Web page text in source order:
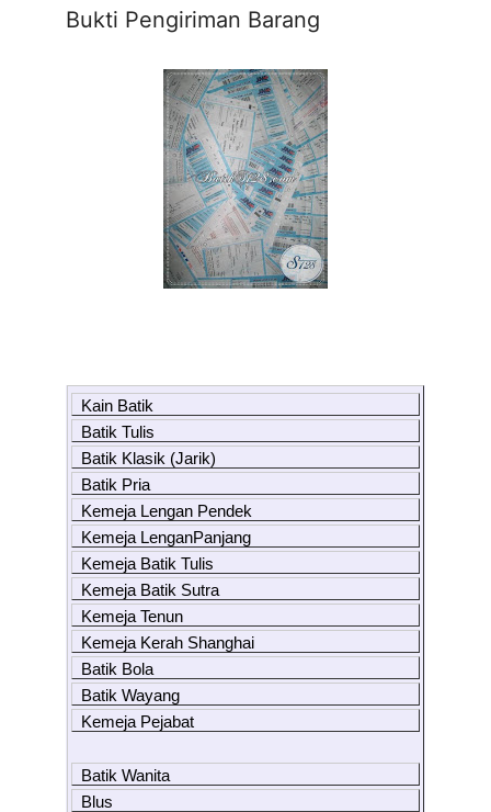
Bukti Pengiriman Barang
Kain Batik
Batik Tulis
Batik Klasik (Jarik)
Batik Pria
Kemeja Lengan Pendek
Kemeja LenganPanjang
Kemeja Batik Tulis
Kemeja Batik Sutra
Kemeja Tenun
Kemeja Kerah Shanghai
Batik Bola
Batik Wayang
Kemeja Pejabat
Batik Wanita
Blus